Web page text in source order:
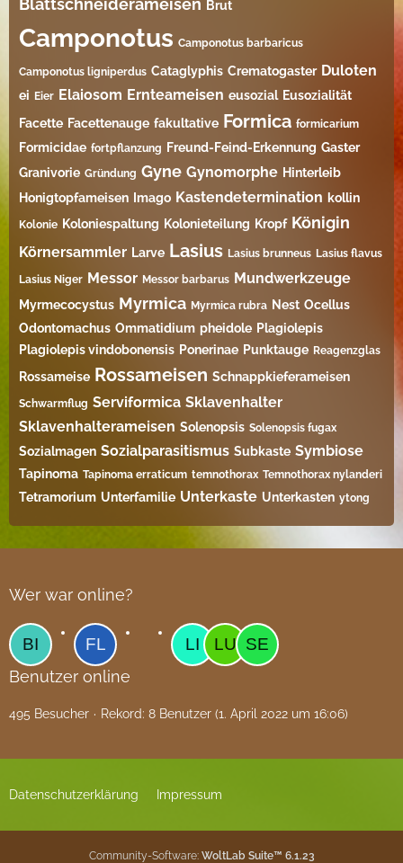
Blattschneiderameisen Brut
Camponotus Camponotus barbaricus
Camponotus ligniperdus Cataglyphis Crematogaster Duloten
ei Eier Elaiosom Ernteameisen eusozial Eusozialität
Facette Facettenauge fakultative Formica formicarium
Formicidae fortpflanzung Freund-Feind-Erkennung Gaster
Granivorie Gründung Gyne Gynomorphe Hinterleib
Honigtopfameisen Imago Kastendetermination kollin
Kolonie Koloniespaltung Kolonieteilung Kropf Königin
Körnersammler Larve Lasius Lasius brunneus Lasius flavus
Lasius Niger Messor Messor barbarus Mundwerkzeuge
Myrmecocystus Myrmica Myrmica rubra Nest Ocellus
Odontomachus Ommatidium pheidole Plagiolepis
Plagiolepis vindobonensis Ponerinae Punktauge Reagenzglas
Rossameise Rossameisen Schnappkieferameisen
Schwarmflug Serviformica Sklavenhalter
Sklavenhalterameisen Solenopsis Solenopsis fugax
Sozialmagen Sozialparasitismus Subkaste Symbiose
Tapinoma Tapinoma erraticum temnothorax Temnothorax nylanderi
Tetramorium Unterfamilie Unterkaste Unterkasten ytong
Wer war online?
Benutzer online
495 Besucher Rekord: 8 Benutzer (1. April 2022 um 16:06)
Datenschutzerklärung Impressum
Community-Software: WoltLab Suite™ 6.1.23